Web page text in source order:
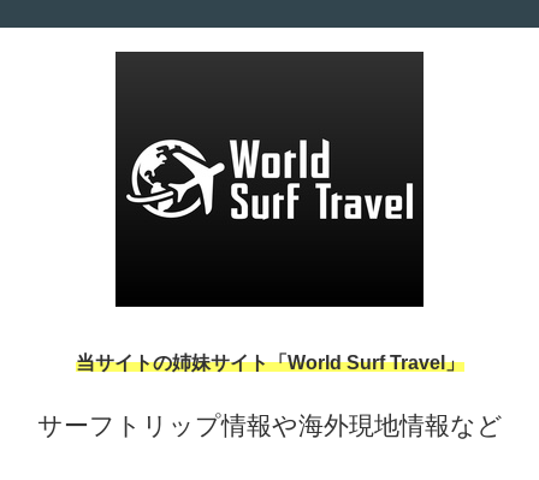
当サイトの姉妹サイト「World Surf Travel」
サーフトリップ情報や海外現地情報など